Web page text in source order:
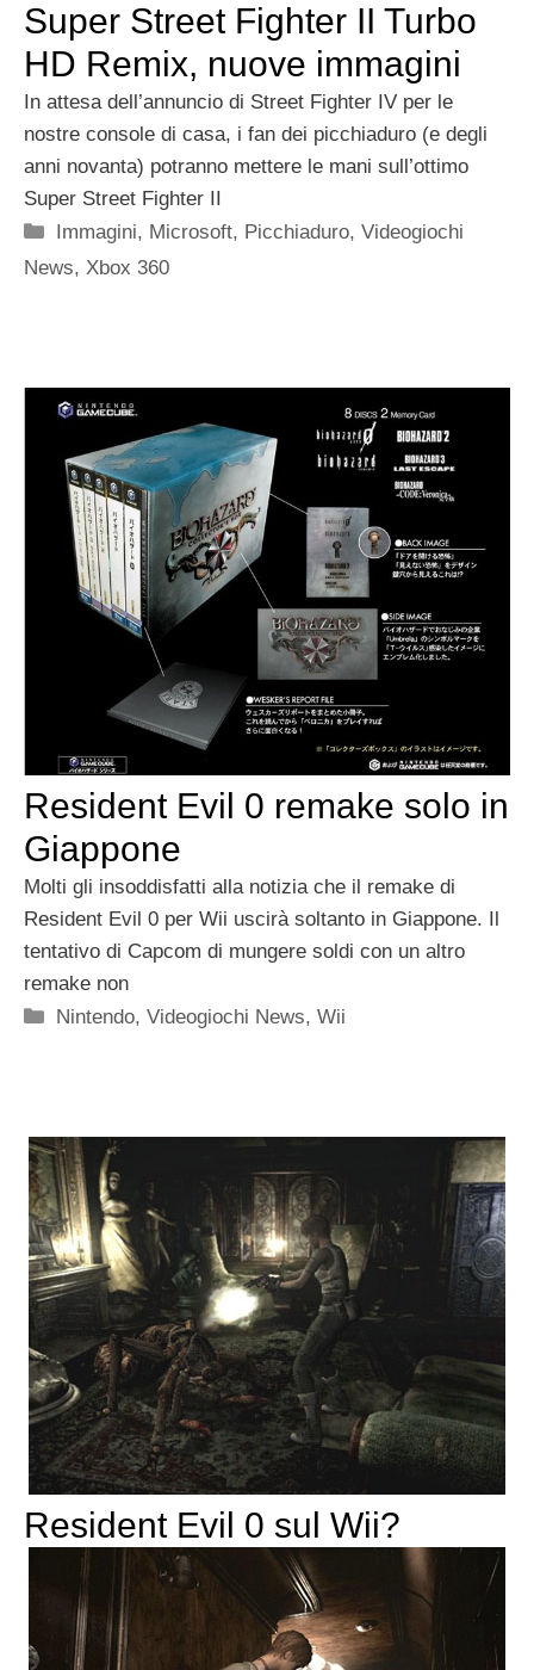
Super Street Fighter II Turbo
HD Remix, nuove immagini
In attesa dell’annuncio di Street Fighter IV per le
nostre console di casa, i fan dei picchiaduro (e degli
anni novanta) potranno mettere le mani sull’ottimo
Super Street Fighter II
Categorie
Immagini, Microsoft, Picchiaduro,Videogiochi
News, Xbox 360
Resident Evil 0 remake solo in
Giappone
Molti gli insoddisfatti alla notizia che il remake di
Resident Evil 0 per Wii uscirà soltanto in Giappone. Il
tentativo di Capcom di mungere soldi con un altro
remake non
Categorie
Nintendo,Videogiochi News,Wii
Resident Evil 0 sul Wii?